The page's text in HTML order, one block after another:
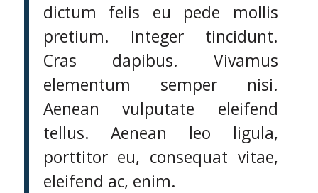
dictum felis eu pede mollis
pretium. Integer tincidunt.
Cras dapibus. Vivamus
elementum semper nisi.
Aenean vulputate eleifend
tellus. Aenean leo ligula,
porttitor eu, consequat vitae,
eleifend ac, enim.